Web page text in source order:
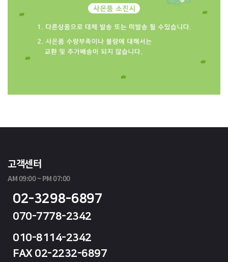
고객센터
AM 09:00 ~ PM 07:00
02-3298-6897
070-7778-2342
010-8114-2342
FAX 02-2232-6897